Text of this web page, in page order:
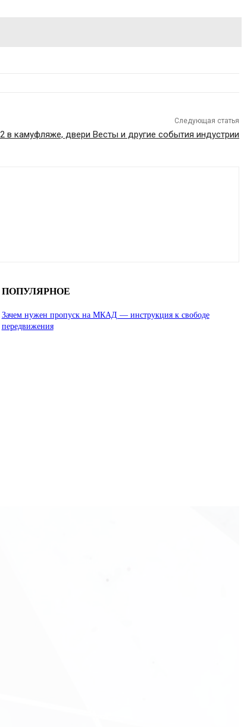
Следующая статья
в камуфляже, двери Весты и другие события индустрии
ПОПУЛЯРНОЕ
Зачем нужен пропуск на МКАД — инструкция к свободе
передвижения